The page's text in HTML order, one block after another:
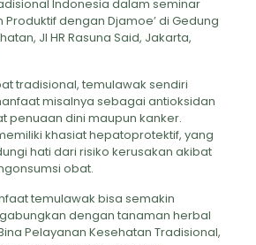
Indonesia dalam seminar
Produktif dengan Djamoe’ di Gedung
Jl HR Rasuna Said, Jakarta,
tradisional, temulawak sendiri
misalnya sebagai antioksidan
penuaan dini maupun kanker.
khasiat hepatoprotektif, yang
hati dari risiko kerusakan akibat
obat.
temulawak bisa semakin
dengan tanaman herbal
Pelayanan Kesehatan Tradisional,